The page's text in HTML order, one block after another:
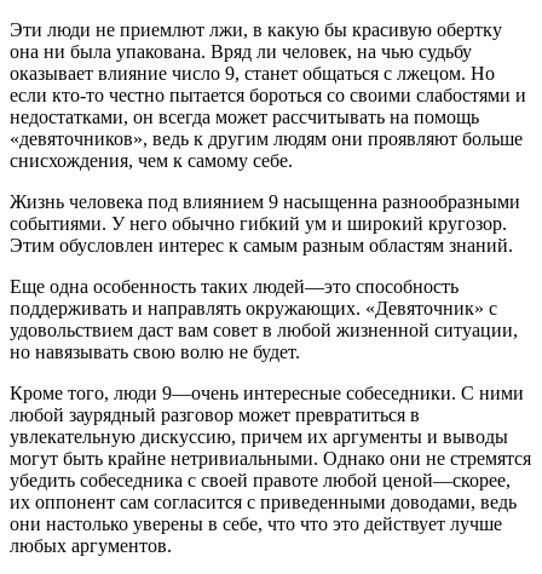
Эти люди не приемлют лжи, в какую бы красивую обертку
она ни была упакована. Вряд ли человек, на чью судьбу
оказывает влияние число 9, станет общаться с лжецом. Но
если кто-то честно пытается бороться со своими слабостями и
недостатками, он всегда может рассчитывать на помощь
«девяточников», ведь к другим людям они проявляют больше
снисхождения, чем к самому себе.
Жизнь человека под влиянием 9 насыщенна разнообразными
событиями. У него обычно гибкий ум и широкий кругозор.
Этим обусловлен интерес к самым разным областям знаний.
Еще одна особенность таких людей—это способность
поддерживать и направлять окружающих. «Девяточник» с
удовольствием даст вам совет в любой жизненной ситуации,
но навязывать свою волю не будет.
Кроме того, люди 9—очень интересные собеседники. С ними
любой заурядный разговор может превратиться в
увлекательную дискуссию, причем их аргументы и выводы
могут быть крайне нетривиальными. Однако они не стремятся
убедить собеседника с своей правоте любой ценой—скорее,
их оппонент сам согласится с приведенными доводами, ведь
они настолько уверены в себе, что что это действует лучше
любых аргументов.